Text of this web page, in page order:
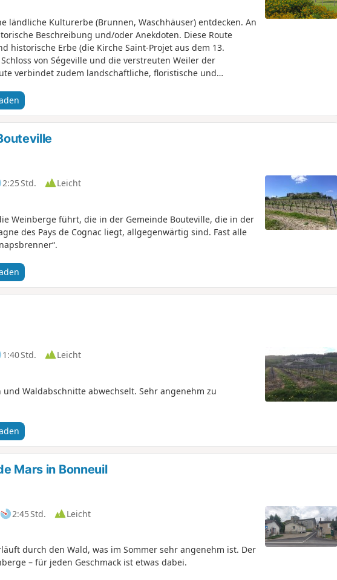
ländliche Kulturerbe (Brunnen, Waschhäuser) entdecken. An
Beschreibung und/oder Anekdoten. Diese Route
historische Erbe (die Kirche Saint-Projet aus dem 13.
von Ségeville und die verstreuten Weiler der
verbindet zudem landschaftliche, floristische und
2:25 Std.
Leicht
Weinberge führt, die in der Gemeinde Bouteville, die in der
des Pays de Cognac liegt, allgegenwärtig sind. Fast alle
1:40 Std.
Leicht
Waldabschnitte abwechselt. Sehr angenehm zu
Mars in Bonneuil
2:45 Std.
Leicht
durch den Wald, was im Sommer sehr angenehm ist. Der
– für jeden Geschmack ist etwas dabei.